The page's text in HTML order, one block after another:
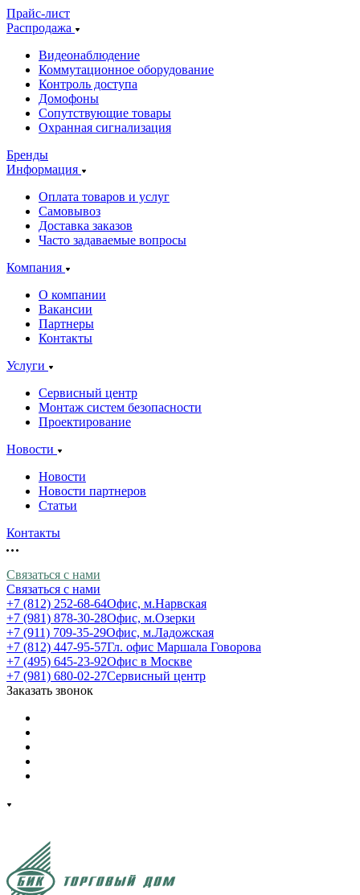
Прайс-лист
Распродажа
Видеонаблюдение
Коммутационное оборудование
Контроль доступа
Домофоны
Сопутствующие товары
Охранная сигнализация
Бренды
Информация
Оплата товаров и услуг
Самовывоз
Доставка заказов
Часто задаваемые вопросы
Компания
О компании
Вакансии
Партнеры
Контакты
Услуги
Сервисный центр
Монтаж систем безопасности
Проектирование
Новости
Новости
Новости партнеров
Статьи
Контакты
Связаться с нами
Связаться с нами
+7 (812) 252-68-64Офис, м.Нарвская
+7 (981) 878-30-28Офис, м.Озерки
+7 (911) 709-35-29Офис, м.Ладожская
+7 (812) 447-95-57Гл. офис Маршала Говорова
+7 (495) 645-23-92Офис в Москве
+7 (981) 680-02-27Сервисный центр
Заказать звонок